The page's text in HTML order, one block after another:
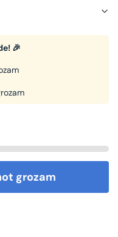
🎉
grozam